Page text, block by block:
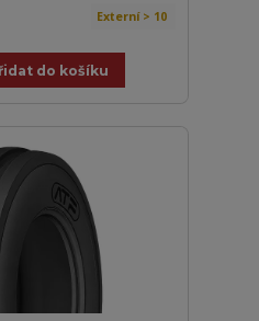
Externí > 10
do košíku